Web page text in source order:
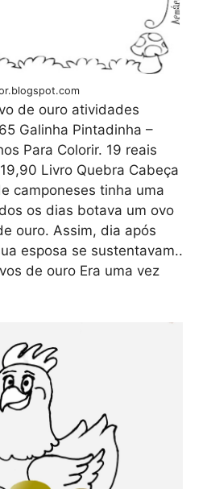
de ouro atividades
Galinha Pintadinha –
Para Colorir. 19 reais
Livro Quebra Cabeça
camponeses tinha uma
os dias botava um ovo
ouro. Assim, dia após
esposa se sustentavam..
de ouro Era uma vez